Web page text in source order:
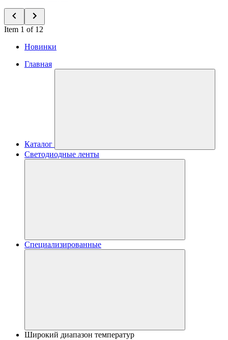
Item 1 of 12
Новинки
Главная
Каталог
Светодиодные ленты
Специализированные
Широкий диапазон температур